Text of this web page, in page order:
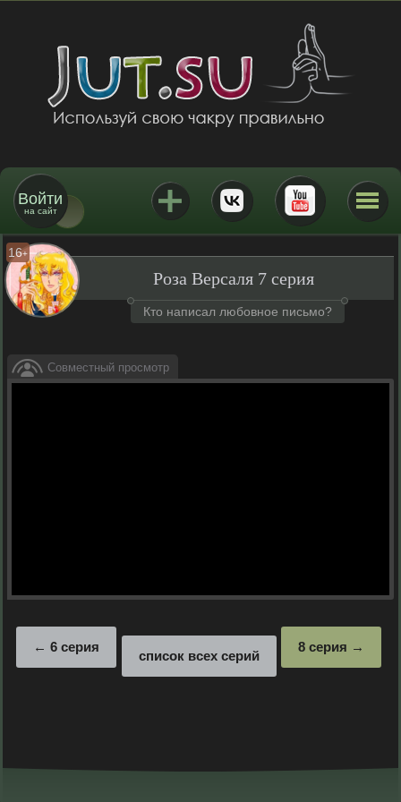
Войти
на сайт
16+
Роза Версаля 7 серия
Кто написал любовное письмо?
Совместный просмотр
8 серия
6 серия
список всех серий